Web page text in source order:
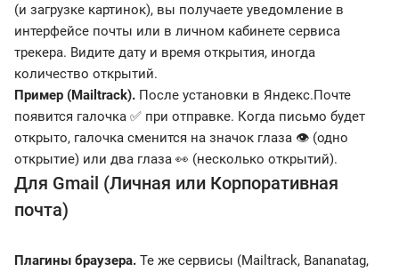
(и загрузке картинок), вы получаете уведомление в
интерфейсе почты или в личном кабинете сервиса
трекера. Видите дату и время открытия, иногда
количество открытий.
Пример (Mailtrack). После установки в Яндекс.Почте
появится галочка ✅ при отправке. Когда письмо будет
открыто, галочка сменится на значок глаза 👁 (одно
открытие) или два глаза 👀 (несколько открытий).
Для Gmail (Личная или Корпоративная
почта)
Плагины браузера. Те же сервисы (Mailtrack, Bananatag,